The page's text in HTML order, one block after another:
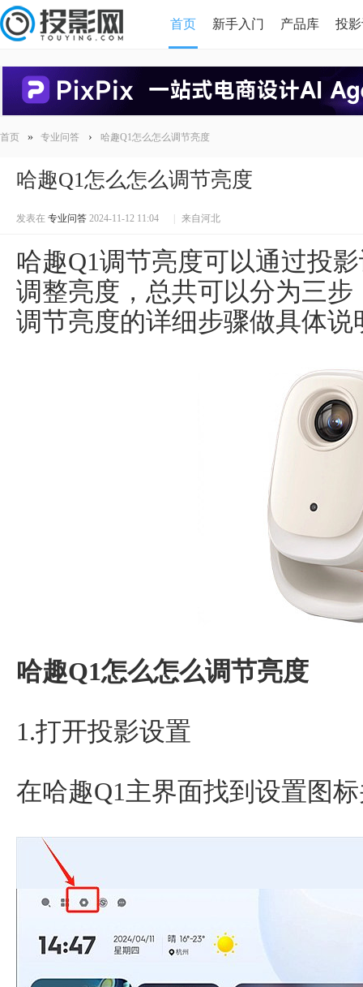
首页 新手入门 产品库 投
HDMI版本对比
首页 » 专业问答 › 哈趣Q1怎么怎么调节亮度
哈趣Q1怎么怎么调节亮度
发表在 专业问答 2024-11-12 11:04 来自河北
哈趣Q1调节亮度可以通过投
调整亮度，总共可以分为三
调节亮度的详细步骤做具体说
哈趣Q1怎么怎么调节亮度
1.打开投影设置
在哈趣Q1主界面找到设置图